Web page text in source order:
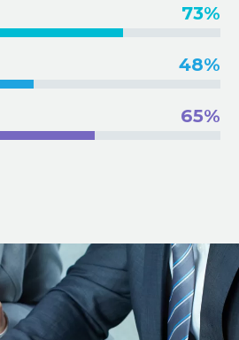
73%
48%
65%